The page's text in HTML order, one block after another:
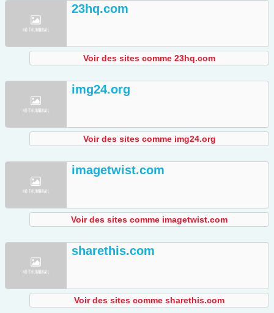
23hq.com
Voir des sites comme 23hq.com
img24.org
Voir des sites comme img24.org
imagetwist.com
Voir des sites comme imagetwist.com
sharethis.com
Voir des sites comme sharethis.com